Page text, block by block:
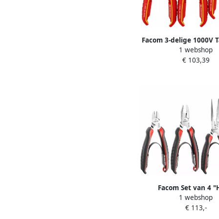
Facom 3-delige 1000V
VE.A4PB
1 webshop
€ 103,39
Facom Set van 4
Performance" Tangen
1 webshop
€ 113,-